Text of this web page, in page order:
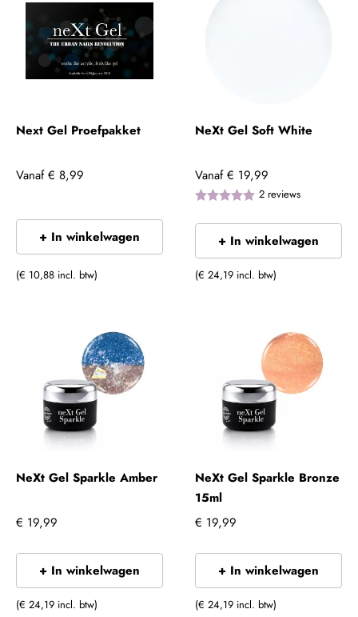
Next Gel Proefpakket
Vanaf € 8,99
+ In winkelwagen
(€ 10,88 incl. btw)
NeXt Gel Soft White
Vanaf € 19,99
2 reviews
+ In winkelwagen
(€ 24,19 incl. btw)
NeXt Gel Sparkle Amber
€ 19,99
+ In winkelwagen
(€ 24,19 incl. btw)
NeXt Gel Sparkle Bronze
15ml
€ 19,99
+ In winkelwagen
(€ 24,19 incl. btw)